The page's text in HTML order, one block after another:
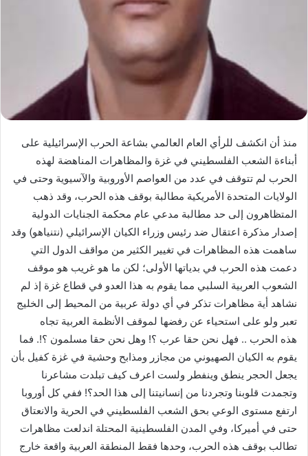
منذ أن انكشف للرأي العام العالمي بشاعة الحرب الإسرائيلية على
أبناءة الشعب الفلسطيني في غزة والمظاهرات المناهضة لهذه
الحرب لم تتوقف في عدد من العواصم الأوروبية والآسيوية وحتى في
الولايات المتحدة الأمريكية مطالبة بوقف هذه الحرب، وقد ذهب
المتظاهرون إلى حد مطالبة مدعي عام محكمة الجنايات الدولية
إصدار مذكرة اعتقال ضد رئيس وزراء الكيان الإسرائيلي (نتنياهو) وقد
ساهمت هذه المظاهرات في تغيير الكثير من مواقف الدول التي
دعمت هذه الحرب في بدياتها الأولى؛ لكن ما هو غريب هو موقف
الشعوب العربية السلبي مما يقوم به هذا العدو في قطاع غزة إذ لم
نشاهد أية مظاهرات تذكر في أي دولة عربية من المحيط إلى الخليج
تعبر ولو على استحياء عن رفضها لموقف الأنظمة العربية تجاه
هذه الحرب .. فهل نحن حقا عرب ؟! وهل نحن حقا مسلمون ؟!. فما
يقوم به الكيان الصهيوني من مجازر ومذابح وحشية في غزة كفيل بأن
يجعل الحجر ينطق وينفطر ولست اعرف كيف تبلدت مشاعرنا
وتجمدت قلوبنا وتجردنا من إنسانيتنا إلى هذا الحد؟! ففي كل أوروبا
ارتفع مستوى الوعي بحق الشعب الفلسطيني في الحرية والانعتاق
حتى في أميركا، وفي المدن الفلسطينية المحتلة اندلعت مظاهرات
تطالب بوقف هذه الحرب، وحدها فقط المنطقة العربية واقعة خارج